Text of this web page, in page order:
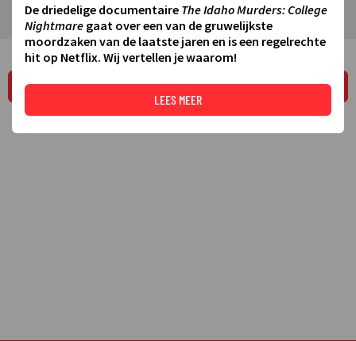
LEES MEER
De driedelige documentaire The Idaho Murders: College
Nightmare gaat over een van de gruwelijkste
moordzaken van de laatste jaren en is een regelrechte
hit op Netflix. Wij vertellen je waarom!
LEES MEER